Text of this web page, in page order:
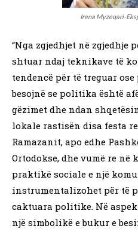
Irena Myzeqari-
“Nga zgjedhjet në zgjedhje
shtuar ndaj teknikave të
tendencë për të treguar
besojnë se politika është
gëzimet dhe ndan
lokale rastisën disa festa
Ramazanit, apo edhe
Ortodokse, dhe vumë re në
praktikë sociale e një
instrumentalizohet për të
caktuara politike. Në
një simbolikë e bukur e